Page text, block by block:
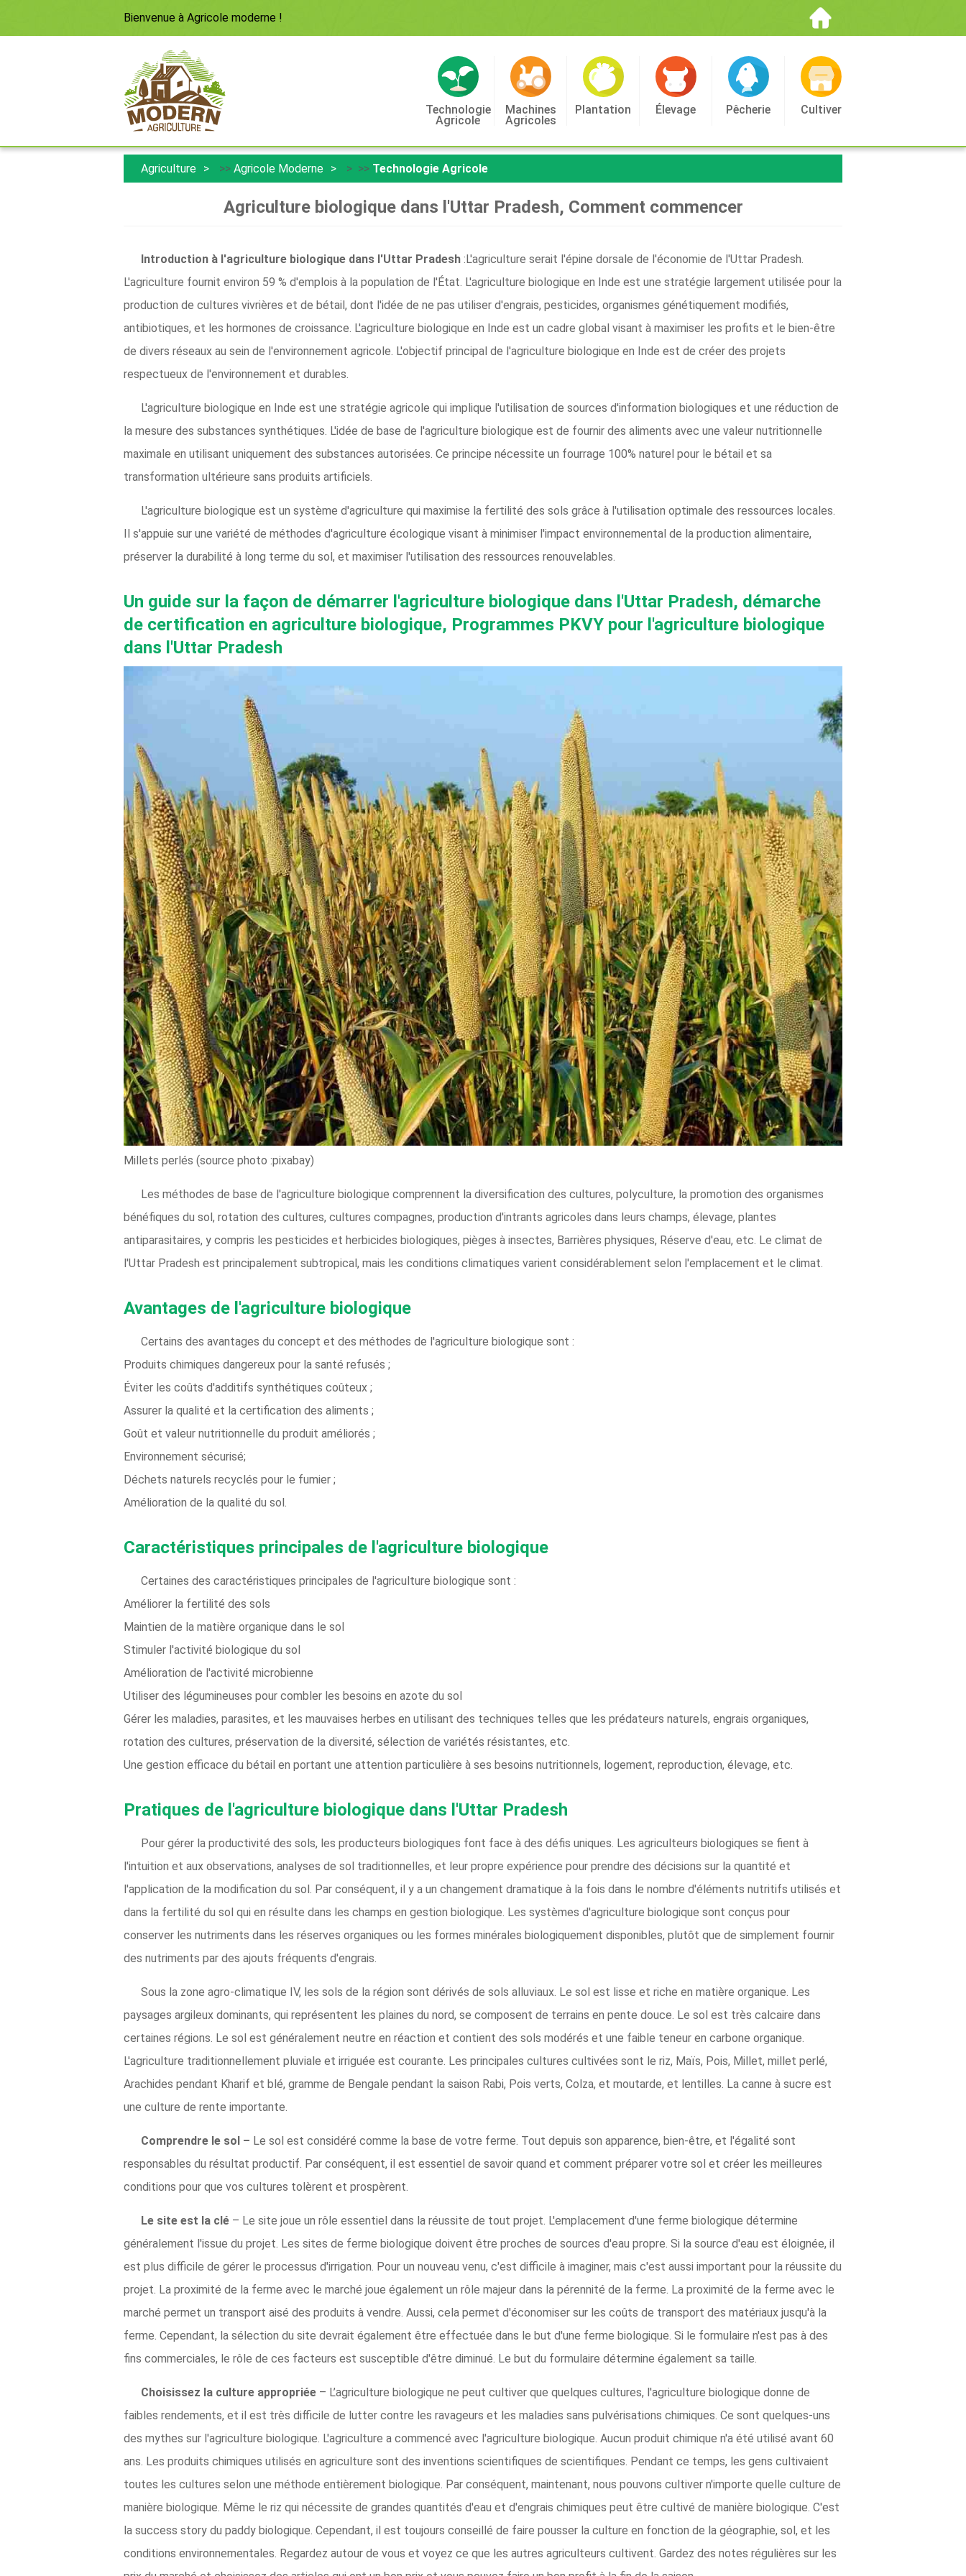
Bienvenue à Agricole moderne !
Technologie
Agricole
Machines
Agricoles
Plantation Élevage Pêcherie Cultiver
Agriculture >> Agricole Moderne > >> Technologie Agricole
Agriculture biologique dans l'Uttar Pradesh, Comment commencer
Introduction à l'agriculture biologique dans l'Uttar Pradesh :L'agriculture serait l'épine dorsale de l'économie de l'Uttar Pradesh.
L'agriculture fournit environ 59 % d'emplois à la population de l'État. L'agriculture biologique en Inde est une stratégie largement utilisée pour la
production de cultures vivrières et de bétail, dont l'idée de ne pas utiliser d'engrais, pesticides, organismes génétiquement modifiés,
antibiotiques, et les hormones de croissance. L'agriculture biologique en Inde est un cadre global visant à maximiser les profits et le bien-être
de divers réseaux au sein de l'environnement agricole. L'objectif principal de l'agriculture biologique en Inde est de créer des projets
respectueux de l'environnement et durables.
L'agriculture biologique en Inde est une stratégie agricole qui implique l'utilisation de sources d'information biologiques et une réduction de
la mesure des substances synthétiques. L'idée de base de l'agriculture biologique est de fournir des aliments avec une valeur nutritionnelle
maximale en utilisant uniquement des substances autorisées. Ce principe nécessite un fourrage 100% naturel pour le bétail et sa
transformation ultérieure sans produits artificiels.
L'agriculture biologique est un système d'agriculture qui maximise la fertilité des sols grâce à l'utilisation optimale des ressources locales.
Il s'appuie sur une variété de méthodes d'agriculture écologique visant à minimiser l'impact environnemental de la production alimentaire,
préserver la durabilité à long terme du sol, et maximiser l'utilisation des ressources renouvelables.
Un guide sur la façon de démarrer l'agriculture biologique dans l'Uttar Pradesh, démarche
de certification en agriculture biologique, Programmes PKVY pour l'agriculture biologique
dans l'Uttar Pradesh
Millets perlés (source photo :pixabay)
Les méthodes de base de l'agriculture biologique comprennent la diversification des cultures, polyculture, la promotion des organismes
bénéfiques du sol, rotation des cultures, cultures compagnes, production d'intrants agricoles dans leurs champs, élevage, plantes
antiparasitaires, y compris les pesticides et herbicides biologiques, pièges à insectes, Barrières physiques, Réserve d'eau, etc. Le climat de
l'Uttar Pradesh est principalement subtropical, mais les conditions climatiques varient considérablement selon l'emplacement et le climat.
Avantages de l'agriculture biologique
Certains des avantages du concept et des méthodes de l'agriculture biologique sont :
Produits chimiques dangereux pour la santé refusés ;
Éviter les coûts d'additifs synthétiques coûteux ;
Assurer la qualité et la certification des aliments ;
Goût et valeur nutritionnelle du produit améliorés ;
Environnement sécurisé;
Déchets naturels recyclés pour le fumier ;
Amélioration de la qualité du sol.
Caractéristiques principales de l'agriculture biologique
Certaines des caractéristiques principales de l'agriculture biologique sont :
Améliorer la fertilité des sols
Maintien de la matière organique dans le sol
Stimuler l'activité biologique du sol
Amélioration de l'activité microbienne
Utiliser des légumineuses pour combler les besoins en azote du sol
Gérer les maladies, parasites, et les mauvaises herbes en utilisant des techniques telles que les prédateurs naturels, engrais organiques,
rotation des cultures, préservation de la diversité, sélection de variétés résistantes, etc.
Une gestion efficace du bétail en portant une attention particulière à ses besoins nutritionnels, logement, reproduction, élevage, etc.
Pratiques de l'agriculture biologique dans l'Uttar Pradesh
Pour gérer la productivité des sols, les producteurs biologiques font face à des défis uniques. Les agriculteurs biologiques se fient à
l'intuition et aux observations, analyses de sol traditionnelles, et leur propre expérience pour prendre des décisions sur la quantité et
l'application de la modification du sol. Par conséquent, il y a un changement dramatique à la fois dans le nombre d'éléments nutritifs utilisés et
dans la fertilité du sol qui en résulte dans les champs en gestion biologique. Les systèmes d'agriculture biologique sont conçus pour
conserver les nutriments dans les réserves organiques ou les formes minérales biologiquement disponibles, plutôt que de simplement fournir
des nutriments par des ajouts fréquents d'engrais.
Sous la zone agro-climatique IV, les sols de la région sont dérivés de sols alluviaux. Le sol est lisse et riche en matière organique. Les
paysages argileux dominants, qui représentent les plaines du nord, se composent de terrains en pente douce. Le sol est très calcaire dans
certaines régions. Le sol est généralement neutre en réaction et contient des sols modérés et une faible teneur en carbone organique.
L'agriculture traditionnellement pluviale et irriguée est courante. Les principales cultures cultivées sont le riz, Maïs, Pois, Millet, millet perlé,
Arachides pendant Kharif et blé, gramme de Bengale pendant la saison Rabi, Pois verts, Colza, et moutarde, et lentilles. La canne à sucre est
une culture de rente importante.
Comprendre le sol – Le sol est considéré comme la base de votre ferme. Tout depuis son apparence, bien-être, et l'égalité sont
responsables du résultat productif. Par conséquent, il est essentiel de savoir quand et comment préparer votre sol et créer les meilleures
conditions pour que vos cultures tolèrent et prospèrent.
Le site est la clé – Le site joue un rôle essentiel dans la réussite de tout projet. L'emplacement d'une ferme biologique détermine
généralement l'issue du projet. Les sites de ferme biologique doivent être proches de sources d'eau propre. Si la source d'eau est éloignée, il
est plus difficile de gérer le processus d'irrigation. Pour un nouveau venu, c'est difficile à imaginer, mais c'est aussi important pour la réussite du
projet. La proximité de la ferme avec le marché joue également un rôle majeur dans la pérennité de la ferme. La proximité de la ferme avec le
marché permet un transport aisé des produits à vendre. Aussi, cela permet d'économiser sur les coûts de transport des matériaux jusqu'à la
ferme. Cependant, la sélection du site devrait également être effectuée dans le but d'une ferme biologique. Si le formulaire n'est pas à des
fins commerciales, le rôle de ces facteurs est susceptible d'être diminué. Le but du formulaire détermine également sa taille.
Choisissez la culture appropriée – L’agriculture biologique ne peut cultiver que quelques cultures, l'agriculture biologique donne de
faibles rendements, et il est très difficile de lutter contre les ravageurs et les maladies sans pulvérisations chimiques. Ce sont quelques-uns
des mythes sur l'agriculture biologique. L'agriculture a commencé avec l'agriculture biologique. Aucun produit chimique n'a été utilisé avant 60
ans. Les produits chimiques utilisés en agriculture sont des inventions scientifiques de scientifiques. Pendant ce temps, les gens cultivaient
toutes les cultures selon une méthode entièrement biologique. Par conséquent, maintenant, nous pouvons cultiver n'importe quelle culture de
manière biologique. Même le riz qui nécessite de grandes quantités d'eau et d'engrais chimiques peut être cultivé de manière biologique. C'est
la success story du paddy biologique. Cependant, il est toujours conseillé de faire pousser la culture en fonction de la géographie, sol, et les
conditions environnementales. Regardez autour de vous et voyez ce que les autres agriculteurs cultivent. Gardez des notes régulières sur les